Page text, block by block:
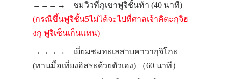
→→→→ ชมวิวที่ภูเขาฟูจิชั้นห้า (40 นาที)
(กรณีขึ้นฟูจิชั้น5ไม่ได้จะไปที่ศาลเจ้าคิตะกุจิฮ
งกู ฟูจิเซ็นเก็นแทน)
→→→→ เยี่ยมชมทะเลสาบคาวากุจิโกะ
(ทานมื้อเที่ยงอิสระด้วยตัวเอง) （60 นาที）